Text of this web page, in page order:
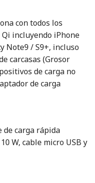
con todos los
incluyendo iPhone
Note9 / S9+, incluso
carcasas (Grosor
de carga no
de carga
de carga rápida
W, cable micro USB y